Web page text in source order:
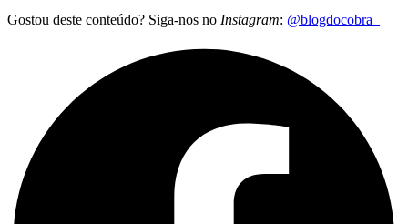
Gostou deste conteúdo? Siga-nos no Instagram: @blogdocobra_